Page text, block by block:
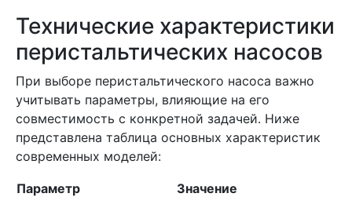
Технические характеристики
перистальтических насосов
При выборе перистальтического насоса важно
учитывать параметры, влияющие на его
совместимость с конкретной задачей. Ниже
представлена таблица основных характеристик
современных моделей:
Параметр
Значение